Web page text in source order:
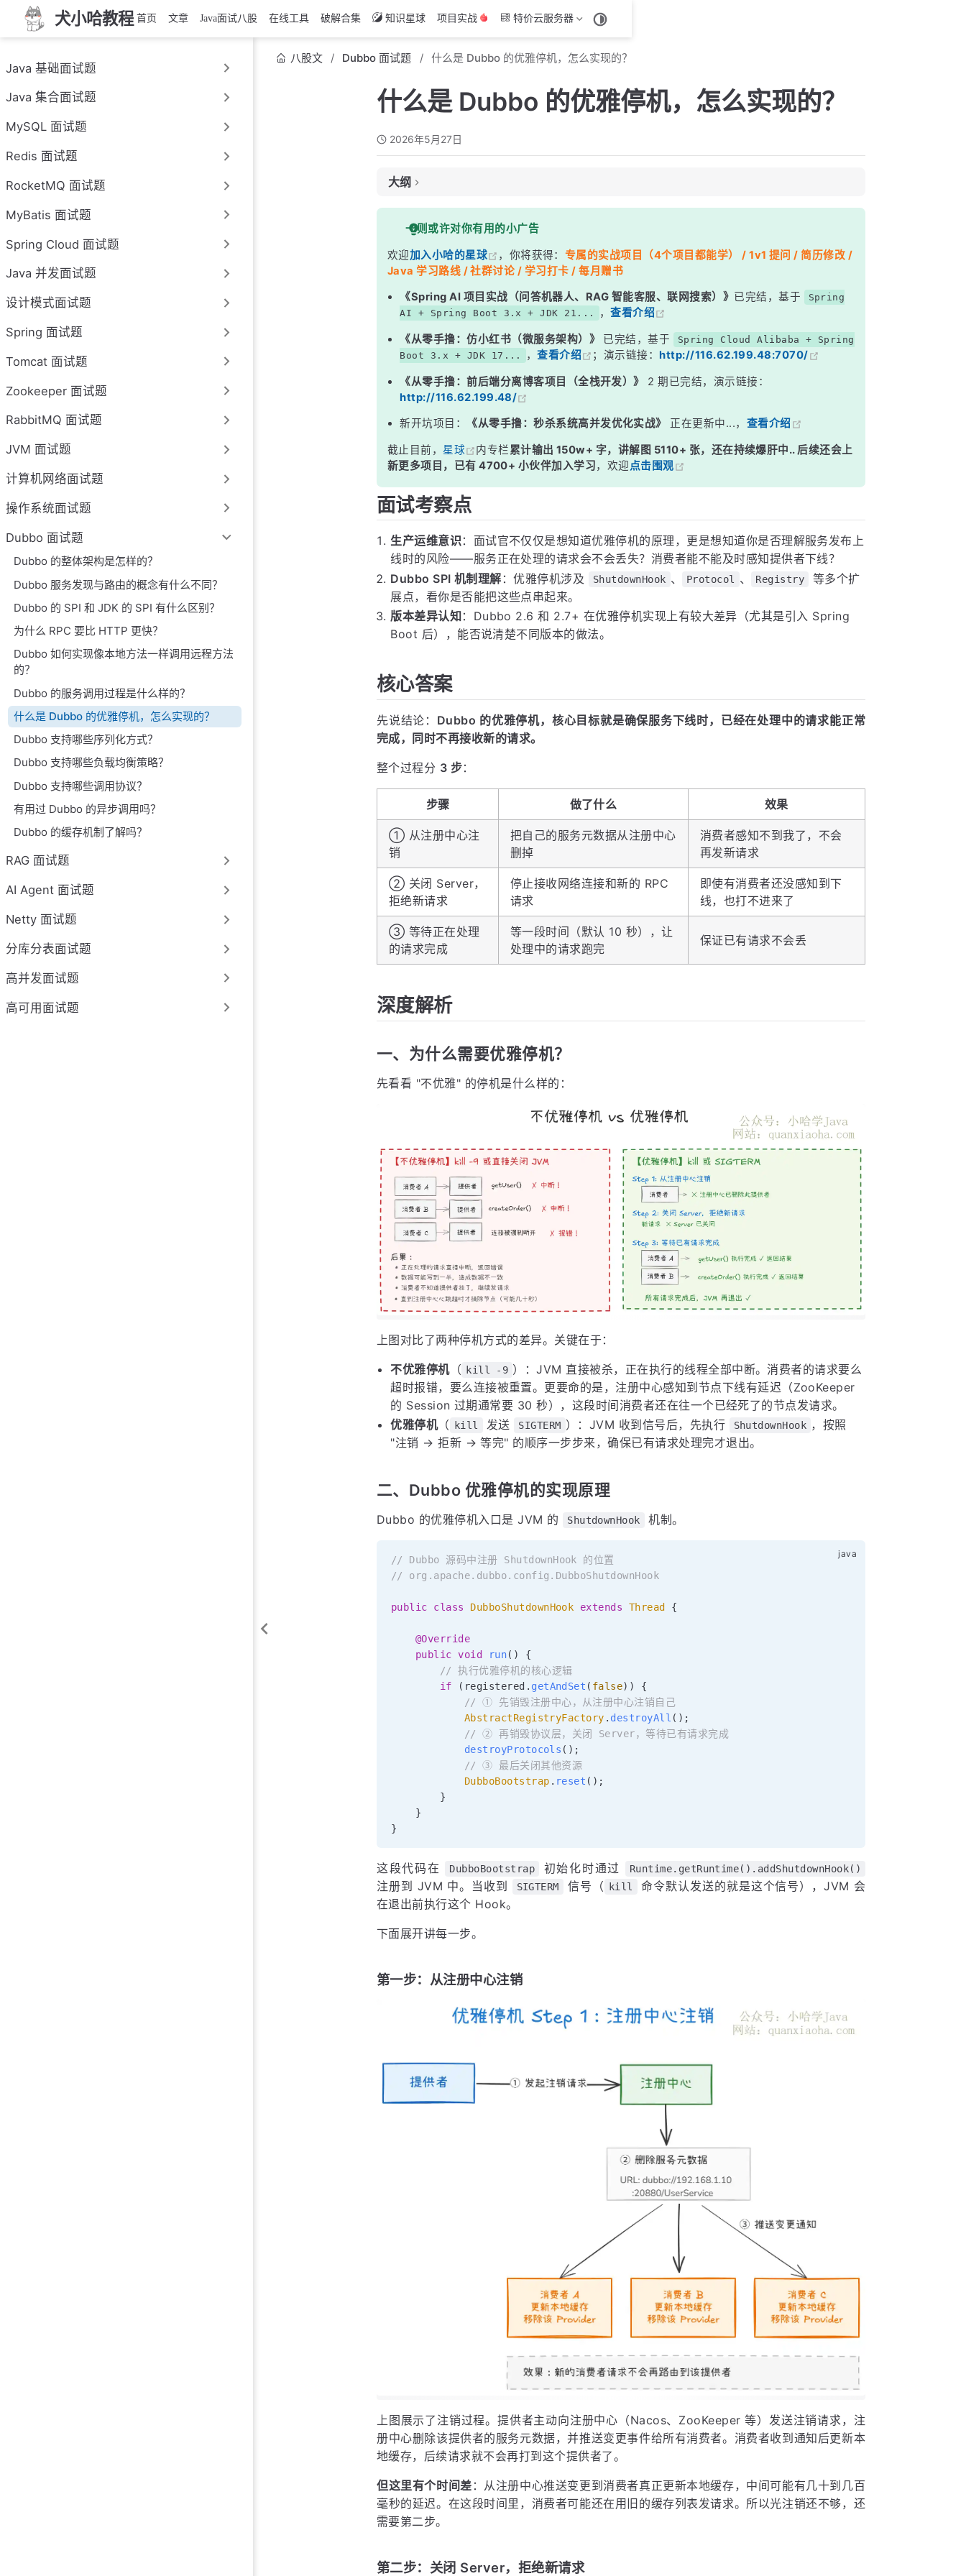
犬小哈教程 首页 文章 Java面试八股 在线工具 破解合集 知识星球 项目实战 特价云服务器
Java 基础面试题
Java 集合面试题
MySQL 面试题
Redis 面试题
RocketMQ 面试题
MyBatis 面试题
Spring Cloud 面试题
Java 并发面试题
设计模式面试题
Spring 面试题
Tomcat 面试题
Zookeeper 面试题
RabbitMQ 面试题
JVM 面试题
计算机网络面试题
操作系统面试题
Dubbo 面试题
Dubbo 的整体架构是怎样的？
Dubbo 服务发现与路由的概念有什么不同？
Dubbo 的 SPI 和 JDK 的 SPI 有什么区别？
为什么 RPC 要比 HTTP 更快？
Dubbo 如何实现像本地方法一样调用远程方法
的？
Dubbo 的服务调用过程是什么样的？
什么是 Dubbo 的优雅停机，怎么实现的？
Dubbo 支持哪些序列化方式？
Dubbo 支持哪些负载均衡策略？
Dubbo 支持哪些调用协议？
有用过 Dubbo 的异步调用吗？
Dubbo 的缓存机制了解吗？
RAG 面试题
AI Agent 面试题
Netty 面试题
分库分表面试题
高并发面试题
高可用面试题
八股文 Dubbo 面试题 什么是 Dubbo 的优雅停机，怎么实现的？
什么是 Dubbo 的优雅停机，怎么实现的？
2026年5月27日
大纲
面试考察点
核心答案
深度解析
二、Dubbo 优雅停机的实现原理
三、Spring Boot 环境下的注意事项
四、在 Kubernetes 中的优雅停机
面试高频追问
常见面试变体
记忆口诀
总结
一则或许对你有用的小广告
欢迎加入小哈的星球 ，你将获得： 专属的实战项目（4个项目都能学） / 1v1 提问 / 简历修改 /
Java 学习路线 / 社群讨论 / 学习打卡 / 每月赠书
《Spring AI 项目实战（问答机器人、RAG 智能客服、联网搜索）》 已完结，基于
Spring
AI + Spring Boot 3.x + JDK 21...
，查看介绍
《从零手撸：仿小红书（微服务架构）》 已完结，基于
Spring Cloud Alibaba + Spring
Boot 3.x + JDK 17...
，查看介绍 ；演示链接：http://116.62.199.48:7070/
《从零手撸：前后端分离博客项目（全栈开发）》
2 期已完结，演示链接：
http://116.62.199.48/
新开坑项目： 《从零手撸：秒杀系统高并发优化实战》 正在更新中...， 查看介绍
截止目前， 星球 内专栏累计输出 150w+ 字，讲解图 5110+ 张，还在持续爆肝中.. 后续还会上
新更多项目，已有 4700+ 小伙伴加入学习，欢迎点击围观
面试考察点
生产运维意识：面试官不仅仅是想知道优雅停机的原理，更是想知道你是否理解服务发布上
线时的风险——服务正在处理的请求会不会丢失？消费者能不能及时感知提供者下线？
Dubbo SPI 机制理解 ：优雅停机涉及 ShutdownHook 、 Protocol 、 Registry
等多个扩
展点，看你是否能把这些点串起来。
版本差异认知 ：Dubbo 2.6 和 2.7+ 在优雅停机实现上有较大差异（尤其是引入 Spring
Boot 后），能否说清楚不同版本的做法。
核心答案
先说结论： Dubbo 的优雅停机，核心目标就是确保服务下线时，已经在处理中的请求能正常
完成，同时不再接收新的请求。
整个过程分 3 步：
步骤 做了什么 效果
① 从注册中心注
销
把自己的服务元数据从注册中心
删掉
消费者感知不到我了，不会
再发新请求
② 关闭 Server，
拒绝新请求
停止接收网络连接和新的 RPC
请求
即使有消费者还没感知到下
线，也打不进来了
③ 等待正在处理
的请求完成
等一段时间（默认 10 秒），让
处理中的请求跑完
保证已有请求不会丢
深度解析
一、为什么需要优雅停机？
先看看 "不优雅" 的停机是什么样的：
上图对比了两种停机方式的差异。关键在于：
不优雅停机（ kill -9 ）：JVM 直接被杀，正在执行的线程全部中断。消费者的请求要么
超时报错，要么连接被重置。更要命的是，注册中心感知到节点下线有延迟（ZooKeeper
的 Session 过期通常要 30 秒），这段时间消费者还在往一个已经死了的节点发请求。
优雅停机（ kill 发送 SIGTERM ）：JVM 收到信号后，先执行 ShutdownHook ，按照
"注销 → 拒新 → 等完" 的顺序一步步来，确保已有请求处理完才退出。
二、Dubbo 优雅停机的实现原理
Dubbo 的优雅停机入口是 JVM 的 ShutdownHook 机制。
// Dubbo 源码中注册 ShutdownHook 的位置
// org.apache.dubbo.config.DubboShutdownHook
public class DubboShutdownHook extends Thread {
@Override
public void run( )
{
// 执行优雅停机的核心逻辑
if
( registered . getAndSet ( false) )
{
// ① 先销毁注册中心，从注册中心注销自己
AbstractRegistryFactory . destroyAll ( ) ;
// ② 再销毁协议层，关闭 Server，等待已有请求完成
destroyProtocols ( ) ;
// ③ 最后关闭其他资源
DubboBootstrap . reset ( ) ;
}
}
}
这段代码在 DubboBootstrap 初始化时通过 Runtime.getRuntime().addShutdownHook()
注册到 JVM 中。当收到 SIGTERM 信号（ kill
命令默认发送的就是这个信号），JVM 会
在退出前执行这个 Hook。
下面展开讲每一步。
第一步：从注册中心注销
上图展示了注销过程。提供者主动向注册中心（Nacos、ZooKeeper 等）发送注销请求，注
册中心删除该提供者的服务元数据，并推送变更事件给所有消费者。消费者收到通知后更新本
地缓存，后续请求就不会再打到这个提供者了。
但这里有个时间差 ：从注册中心推送变更到消费者真正更新本地缓存，中间可能有几十到几百
毫秒的延迟。在这段时间里，消费者可能还在用旧的缓存列表发请求。所以光注销还不够，还
需要第二步。
第二步：关闭 Server，拒绝新请求